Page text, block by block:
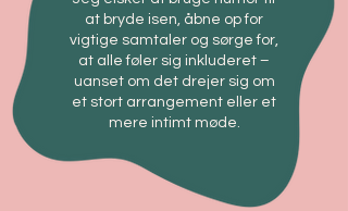
at bryde isen, åbne op for
vigtige samtaler og sørge for,
at alle føler sig inkluderet –
uanset om det drejer sig om
et stort arrangement eller et
mere intimt møde.